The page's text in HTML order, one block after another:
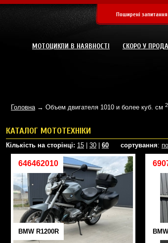
Поширені запитання
МОТОЦИКЛИ В НАЯВНОСТІ СКОРО У
Головна→ Объем двигателя 1010 и более куб. см
КАТАЛОГ МОТОТЕХНІКИ
Кількість на сторінці: 15 30 60 сортування:
646462010
BMW R1200R